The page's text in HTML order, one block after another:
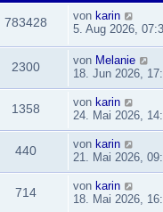
a
e
B
e
t
g
783428 von karin
5. Aug 2026,
2300 von Melanie
18. Jun 2026,
1358 von karin
24. Mai 2026,
440 von karin
21. Mai 2026,
714 von karin
18. Mai 2026,